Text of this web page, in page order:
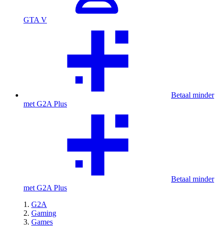
GTA V
Betaal minder
met G2A Plus
Betaal minder
met G2A Plus
G2A
Gaming
Games